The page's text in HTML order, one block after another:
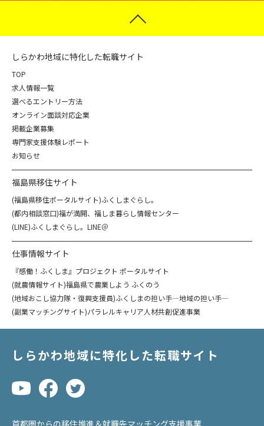
しらかわ地域に特化した転職サイト
首都圏からの移住推進＆就職先マッチング支援事業
しらかわ地域に特化した転職サイト
TOP
求人情報一覧
選べるエントリー方法
オンライン面談対応企業
掲載企業募集
専門家支援体験レポート
お知らせ
福島県移住サイト
(福島県移住ポータルサイト)ふくしまぐらし。
(都内相談窓口)福が満開、福しま暮らし情報センター
(LINE)ふくしまぐらし。LINE＠
仕事情報サイト
『感働！ふくしま』プロジェクト ポータルサイト
(就農情報サイト)福島県で農業しよう ふくのう
(地域おこし協力隊・復興支援員)ふくしまの担い手―地域の担い手―
(副業マッチングサイト)パラレルキャリア人材共創促進事業